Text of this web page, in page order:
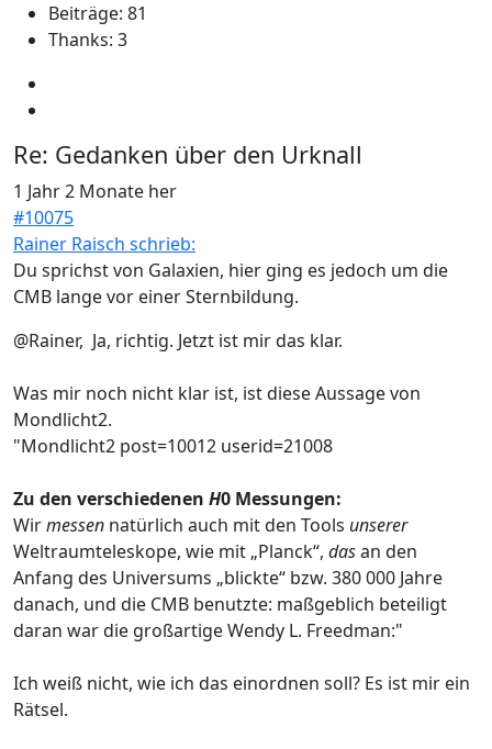
Beiträge: 81
Thanks: 3
Re: Gedanken über den Urknall
1 Jahr 2 Monate her
#10075
Rainer Raisch schrieb:
Du sprichst von Galaxien, hier ging es jedoch um die
CMB lange vor einer Sternbildung.
@Rainer, Ja, richtig. Jetzt ist mir das klar.
Was mir noch nicht klar ist, ist diese Aussage von
Mondlicht2.
"Mondlicht2 post=10012 userid=21008
Zu den verschiedenen H0 Messungen:
Wirmessen natürlich auch mit den Tools unserer
Weltraumteleskope, wie mit „Planck“, dasan den
Anfang des Universums „blickte“ bzw. 380 000 Jahre
danach, und die CMB benutzte: maßgeblich beteiligt
daran war die großartige Wendy L. Freedman:"
Ich weiß nicht, wie ich das einordnen soll? Es ist mir ein
Rätsel.